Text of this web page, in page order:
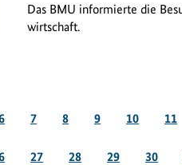
Das BMU informierte die
wirtschaft.
Seite
7 Seite
8 Seite
9 Seite
10 11
Seite
27 Seite
28 Seite
29 Seite
30